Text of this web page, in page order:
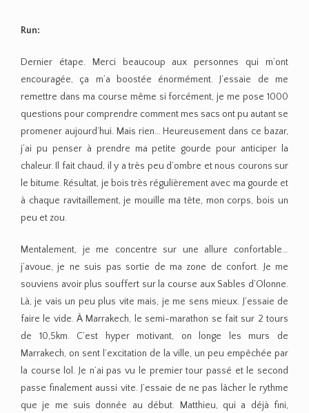
Run:
Dernier étape. Merci beaucoup aux personnes qui m’ont
encouragée, ça m’a boostée énormément. J’essaie de me
remettre dans ma course même si forcément, je me pose 1000
questions pour comprendre comment mes sacs ont pu autant se
promener aujourd’hui. Mais rien… Heureusement dans ce bazar,
j’ai pu penser à prendre ma petite gourde pour anticiper la
chaleur. Il fait chaud, il y a très peu d’ombre et nous courons sur
le bitume. Résultat, je bois très régulièrement avec ma gourde et
à chaque ravitaillement, je mouille ma tête, mon corps, bois un
peu et zou.
Mentalement, je me concentre sur une allure confortable…
j’avoue, je ne suis pas sortie de ma zone de confort. Je me
souviens avoir plus souffert sur la course aux Sables d’Olonne.
Là, je vais un peu plus vite mais, je me sens mieux. J’essaie de
faire le vide. À Marrakech, le semi-marathon se fait sur 2 tours
de 10,5km. C’est hyper motivant, on longe les murs de
Marrakech, on sent l’excitation de la ville, un peu empêchée par
la course lol. Je n’ai pas vu le premier tour passé et le second
passe finalement aussi vite. J’essaie de ne pas lâcher le rythme
que je me suis donnée au début. Matthieu, qui a déjà fini,